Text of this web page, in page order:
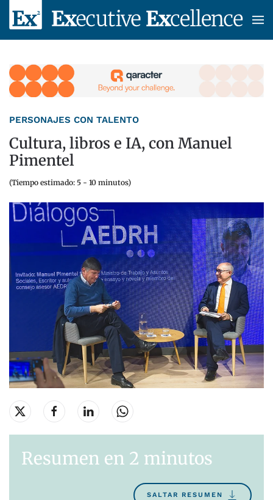
Skip to main content
PERSONAJES CON TALENTO
Cultura, libros e IA, con Manuel
Pimentel
(Tiempo estimado: 5 - 10 minutos)
Resumen en 2 minutos
SALTAR RESUMEN